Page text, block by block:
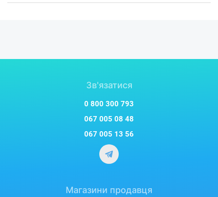
Зв'язатися
0 800 300 793
067 005 08 48
067 005 13 56
Магазини продавця